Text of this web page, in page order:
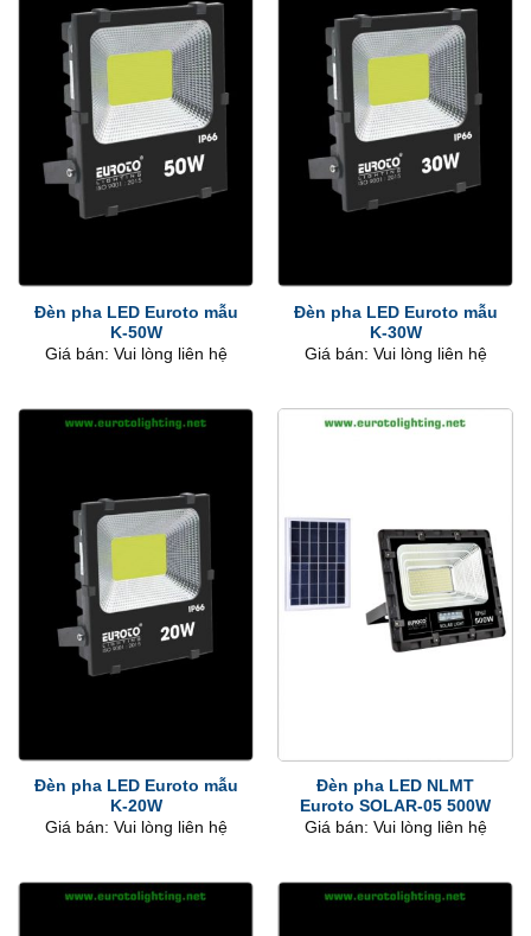
Đèn pha LED Euroto mẫu
K-50W
Giá bán: Vui lòng liên hệ
Đèn pha LED Euroto mẫu
K-30W
Giá bán: Vui lòng liên hệ
Đèn pha LED Euroto mẫu
K-20W
Giá bán: Vui lòng liên hệ
Đèn pha LED NLMT
Euroto SOLAR-05 500W
Giá bán: Vui lòng liên hệ